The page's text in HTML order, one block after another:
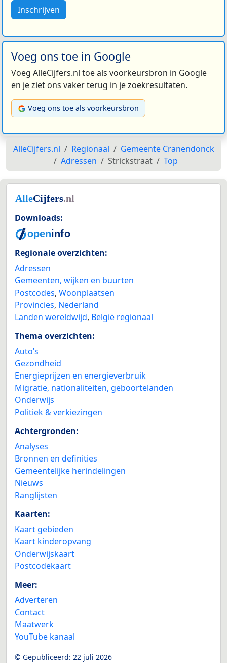
Inschrijven
Voeg ons toe in Google
Voeg AlleCijfers.nl toe als voorkeursbron in Google
en je ziet ons vaker terug in je zoekresultaten.
Voeg ons toe als voorkeursbron
AlleCijfers.nl Regionaal
Gemeente Cranendonck
Adressen
Strickstraat Top
Downloads:
Regionale overzichten:
Adressen
Gemeenten, wijken en buurten
Postcodes, Woonplaatsen
Provincies, Nederland
Landen wereldwijd, België regionaal
Thema overzichten:
Auto’s
Gezondheid
Energieprijzen en energieverbruik
Migratie, nationaliteiten, geboortelanden
Onderwijs
Politiek & verkiezingen
Achtergronden:
Analyses
Bronnen en definities
Gemeentelijke herindelingen
Nieuws
Ranglijsten
Kaarten:
Kaart gebieden
Kaart kinderopvang
Onderwijskaart
Postcodekaart
Meer:
Adverteren
Contact
Maatwerk
YouTube kanaal
© Gepubliceerd: 22 juli 2026